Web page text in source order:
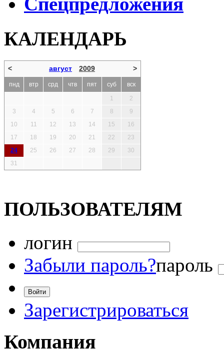
КАЛЕНДАРЬ
< август 2009 >
пнд втр срд чтв пят суб
вск
1
2
3
4 5 6 7 8
9
10
11 12 13 14 15
16
17
18 19 20 21 22
23
24
25 26 27 28 29
30
31
ПОЛЬЗОВАТЕЛЯМ
логин
Забыли пароль?пароль
Зарегистрироваться
Компания